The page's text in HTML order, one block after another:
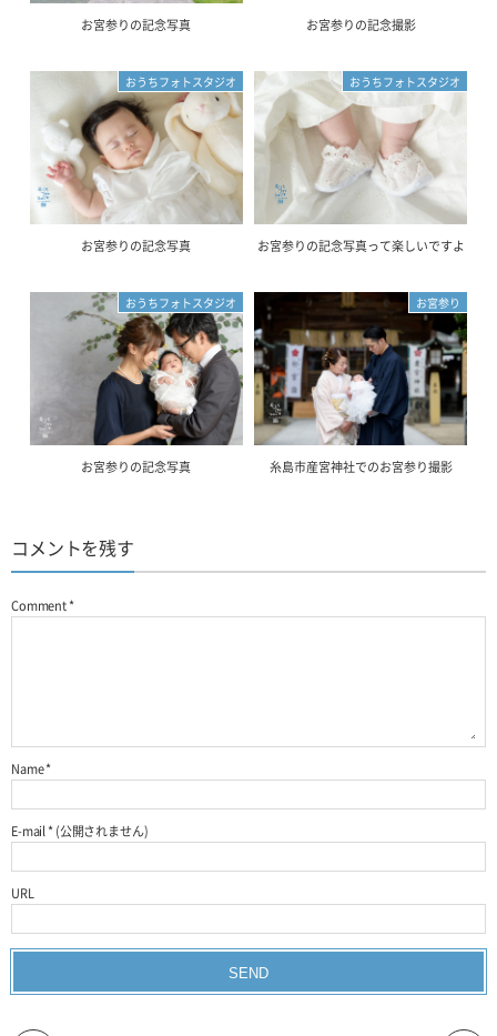
お宮参りの記念写真 お宮参りの記念撮影
おうちフォトスタジオ
お宮参りの記念写真
おうちフォトスタジオ
お宮参りの記念写真って楽しいですよ
おうちフォトスタジオ
お宮参りの記念写真
お宮参り
糸島市産宮神社でのお宮参り撮影
コメントを残す
Comment*
Name*
E-mail*(公開されません)
URL